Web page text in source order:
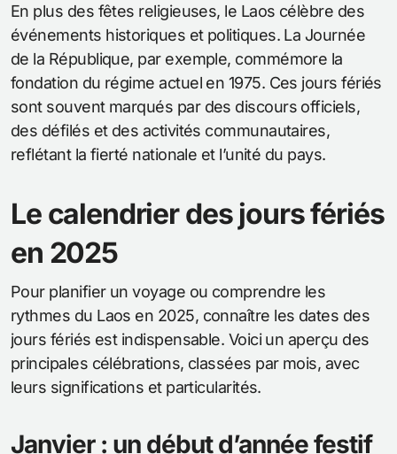
En plus des fêtes religieuses, le Laos célèbre des
événements historiques et politiques. La Journée
de la République, par exemple, commémore la
fondation du régime actuel en 1975. Ces jours fériés
sont souvent marqués par des discours officiels,
des défilés et des activités communautaires,
reflétant la fierté nationale et l’unité du pays.
Le calendrier des jours fériés
en 2025
Pour planifier un voyage ou comprendre les
rythmes du Laos en 2025, connaître les dates des
jours fériés est indispensable. Voici un aperçu des
principales célébrations, classées par mois, avec
leurs significations et particularités.
Janvier : un début d’année festif